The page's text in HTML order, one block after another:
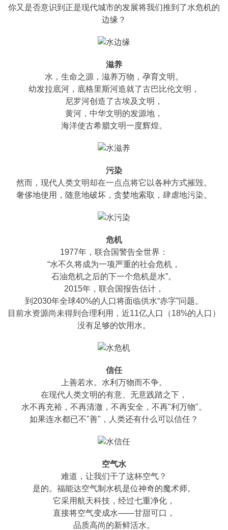
你又是否意识到正是现代城市的发展将我们推到了水危机的
边缘？
滋养
水，生命之源，滋养万物，孕育文明。
幼发拉底河，底格里斯河造就了古巴比伦文明，
尼罗河创造了古埃及文明，
黄河，中华文明的发源地，
海洋使古希腊文明一度辉煌。
污染
然而，现代人类文明却在一点点将它以各种方式摧毁。
奢侈地使用，随意地破坏，贪婪地索取，肆虐地污染。
危机
1977年，联合国警告全世界：
“水不久将成为一项严重的社会危机，
石油危机之后的下一个危机是水”。
2015年，联合国报告估计，
到2030年全球40%的人口将面临供水“赤字”问题。
目前水资源尚未得到合理利用，近11亿人口（18%的人口）
没有足够的饮用水。
信任
上善若水。水利万物而不争。
在现代人类文明的有意、无意践踏之下，
水不再充裕，不再清澈，不再安全，不再"利万物"。
如果连水都已不"善"，人类还有什么可以信任？
空气水
难道，让我们干了这杯空气？
是的。福能达空气制水机是位神奇的魔术师。
它采用航天科技，经过七重净化，
直接将空气变成水——甘甜可口，
品质高尚的新鲜活水。